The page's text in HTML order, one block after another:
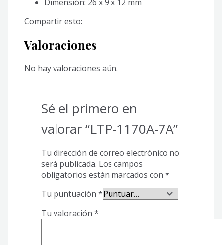
Dimensión: 26 x 9 x 12 mm
Compartir esto:
Valoraciones
No hay valoraciones aún.
Sé el primero en
valorar “LTP-1170A-7A”
Tu dirección de correo electrónico no
será publicada. Los campos
obligatorios están marcados con *
Tu puntuación *
Tu valoración *